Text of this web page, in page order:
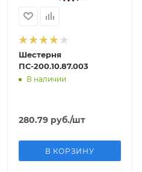
Шестерня
ПС-200.10.87.003
В наличии
280.79руб./шт
В КОРЗИНУ